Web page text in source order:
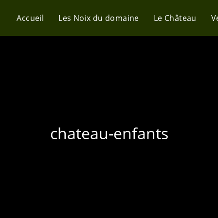
Accueil Les Noix du domaine Le Château
chateau-enfants